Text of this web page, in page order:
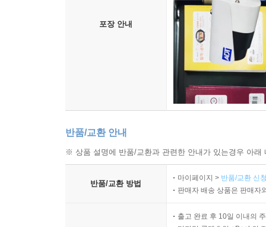
포장 안내
반품/교환 안내
※ 상품 설명에 반품/교환과 관련한 안내가 있는경우 아
반품/교환 방법
마이페이지 > 반품/교환 신
판매자 배송 상품은 판매자
출고 완료 후 10일 이내의